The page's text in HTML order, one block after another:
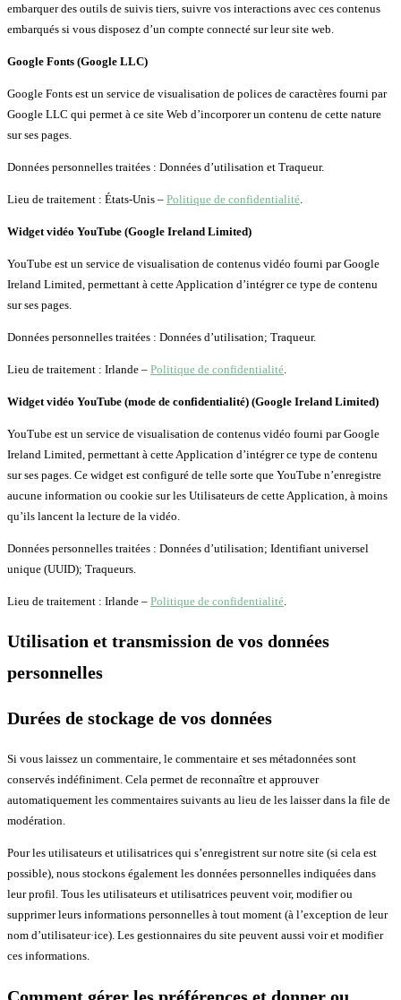
embarquer des outils de suivis tiers, suivre vos interactions avec ces contenus
embarqués si vous disposez d’un compte connecté sur leur site web.
Google Fonts (Google LLC)
Google Fonts est un service de visualisation de polices de caractères fourni par
Google LLC qui permet à ce site Web d’incorporer un contenu de cette nature
sur ses pages.
Données personnelles traitées : Données d’utilisation et Traqueur.
Lieu de traitement : États-Unis – Politique de confidentialité
Widget vidéo YouTube (Google Ireland Limited)
YouTube est un service de visualisation de contenus vidéo fourni par Google
Ireland Limited, permettant à cette Application d’intégrer ce type de contenu
sur ses pages.
Données personnelles traitées : Données d’utilisation; Traqueur.
Lieu de traitement : Irlande – Politique de confidentialité
Widget vidéo YouTube (mode de confidentialité) (Google Ireland Limited)
YouTube est un service de visualisation de contenus vidéo fourni par Google
Ireland Limited, permettant à cette Application d’intégrer ce type de contenu
sur ses pages. Ce widget est configuré de telle sorte que YouTube n’enregistre
aucune information ou cookie sur les Utilisateurs de cette Application, à moins
qu’ils lancent la lecture de la vidéo.
Données personnelles traitées : Données d’utilisation; Identifiant universel
unique (UUID); Traqueurs.
Lieu de traitement : Irlande – Politique de confidentialité
Utilisation et transmission de vos données
personnelles
Durées de stockage de vos données
Si vous laissez un commentaire, le commentaire et ses métadonnées sont
conservés indéfiniment. Cela permet de reconnaître et approuver
automatiquement les commentaires suivants au lieu de les laisser dans la file de
modération.
Pour les utilisateurs et utilisatrices qui s’enregistrent sur notre site (si cela est
possible), nous stockons également les données personnelles indiquées dans
leur profil. Tous les utilisateurs et utilisatrices peuvent voir, modifier ou
supprimer leurs informations personnelles à tout moment (à l’exception de leur
nom d’utilisateur·ice). Les gestionnaires du site peuvent aussi voir et modifier
ces informations.